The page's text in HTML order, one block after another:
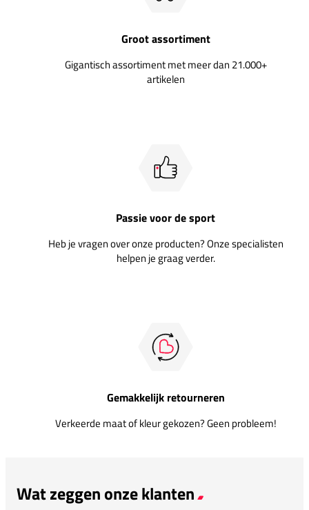
Groot assortiment
Gigantisch assortiment met meer dan 21.000+
artikelen
Passie voor de sport
Heb je vragen over onze producten? Onze specialisten
helpen je graag verder.
Gemakkelijk retourneren
Verkeerde maat of kleur gekozen? Geen probleem!
Wat zeggen onze klanten